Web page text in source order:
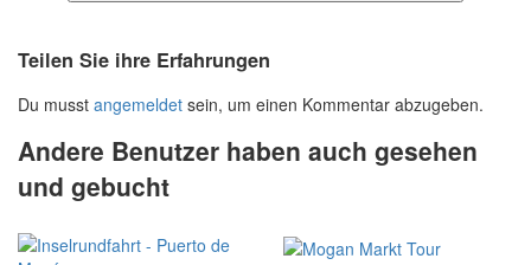
Teilen Sie ihre Erfahrungen
Du musst angemeldet sein, um einen Kommentar abzugeben.
Andere Benutzer haben auch gesehen
und gebucht